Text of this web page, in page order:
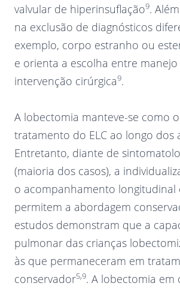
valvular de hiperinsuflação9.
na exclusão de diagnósticos
exemplo, corpo estranho ou
e orienta a escolha entre
intervenção cirúrgica9.
A lobectomia manteve-se como
tratamento do ELC ao longo dos
Entretanto, diante de
(maioria dos casos), a
o acompanhamento longitudinal
permitem a abordagem
estudos demonstram que a
pulmonar das crianças
às que permaneceram em
conservador5,9. A lobectomia em